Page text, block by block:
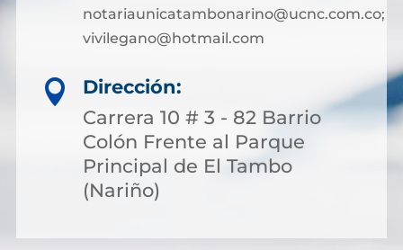
notariaunicatambonarino@ucnc.com.co;
vivilegano@hotmail.com

Dirección:
Carrera 10 # 3 - 82 Barrio
Colón Frente al Parque
Principal de El Tambo
(Nariño)